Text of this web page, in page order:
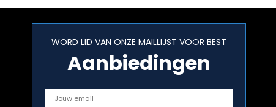
Hoge druk for
toiletten Huis &
Voor Bad
Toiletten,
Douche
WORD LID VAN ONZE MAILLIJST VOOR BEST
Aanbiedingen